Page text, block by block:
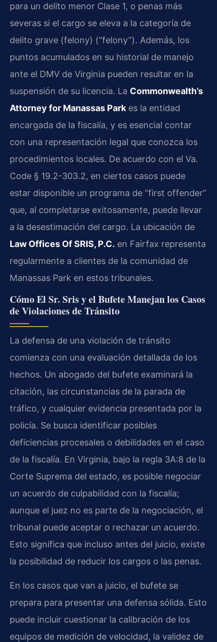
para un delito menor Clase 1, o penas más
severas si el cargo se eleva a la categoría de
delito grave (felony) (“felony”). Además, los
puntos acumulados en su historial de manejo
ante el DMV de Virginia pueden resultar en la
suspensión de su licencia. La Commonwealth’s
Attorney for Manassas Park es la entidad
encargada de la fiscalía, y es esencial contar
con una representación legal que conozca los
procedimientos locales. De acuerdo con el Va.
Code § 19.2-303.2, en ciertos casos puede
estar disponible un programa de “first offender”
que, al completarse exitosamente, puede llevar
a la desestimación del cargo. La ubicación de
Law Offices Of SRIS, P.C. en Fairfax representa
regularmente a clientes de la comunidad de
Manassas Park en estos tribunales.
Cómo El Sr. Sris y el Bufete Manejan los Casos
de Violaciones de Tránsito
La defensa de una violación de tránsito
comienza con una evaluación detallada de los
hechos. Un abogado del bufete examinará la
citación, las circunstancias de la parada de
tráfico, y cualquier evidencia presentada por la
policía. Se busca identificar posibles
deficiencias procesales o debilidades en el caso
de la fiscalía. En Virginia, bajo la regla 3A:8 de la
Corte Suprema del estado, es posible negociar
un acuerdo de culpabilidad con la fiscalía;
aunque el juez no es parte de la negociación, el
tribunal puede aceptar o rechazar un acuerdo.
Esto significa que incluso antes del juicio, existe
la posibilidad de reducir los cargos o las penas.
En los casos que van a juicio, el bufete se
prepara para presentar una defensa sólida. Esto
puede incluir cuestionar la calibración de los
equipos de medición de velocidad, la validez de